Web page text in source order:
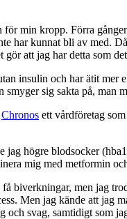
min kropp. Förra
har kunnat bli av med.
att jag har detta som
insulin och har ätit
sig sakta på, man
Chronos ett vårdföretag
jag högre blodsocker
mig med metformin
biverkningar, men jag
Men jag kände att jag
och svag, samtidigt som